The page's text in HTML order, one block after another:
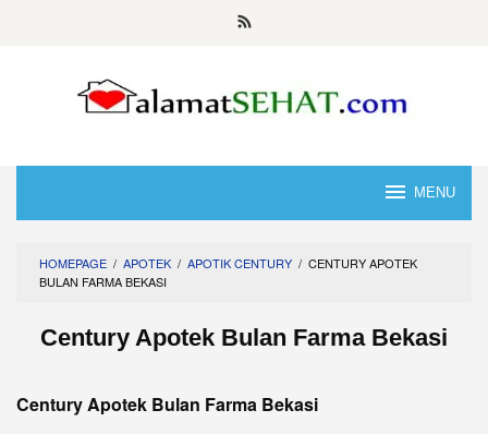
MENU
HOMEPAGE / APOTEK / APOTIK CENTURY / CENTURY APOTEK
BULAN FARMA BEKASI
Century Apotek Bulan Farma Bekasi
Century Apotek Bulan Farma Bekasi